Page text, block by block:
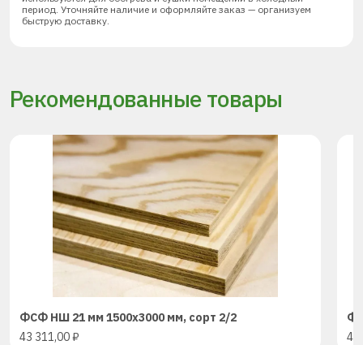
период. Уточняйте наличие и оформляйте заказ — организуем
быструю доставку.
Рекомендованные товары
ФСФ НШ 21 мм 1500х3000 мм, сорт 2/2
43 311,00₽
43